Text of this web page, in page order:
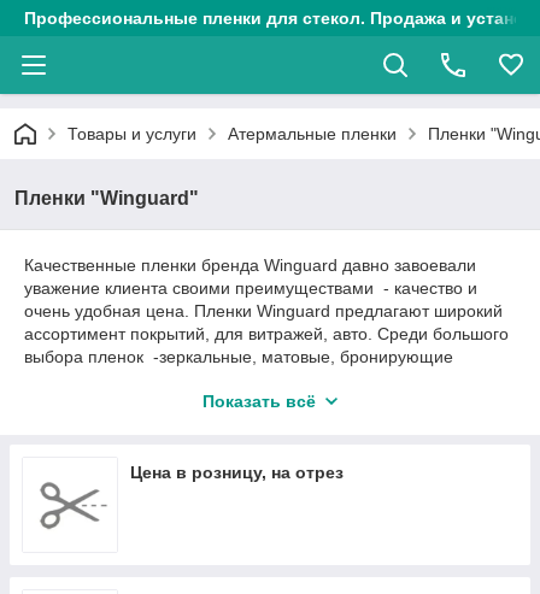
Профессиональные пленки для стекол. Продажа и
Товары и услуги Атермальные пленки Пленки
Пленки "Winguard"
Качественные пленки бренда Winguard давно завоевали
уважение клиента своими преимуществами - качество и
очень удобная цена. Пленки Winguard предлагают широкий
ассортимент покрытий, для витражей, авто. Среди большого
выбора пленок -зеркальные, матовые, бронирующие
Показать всё
Цена в розницу, на отрез